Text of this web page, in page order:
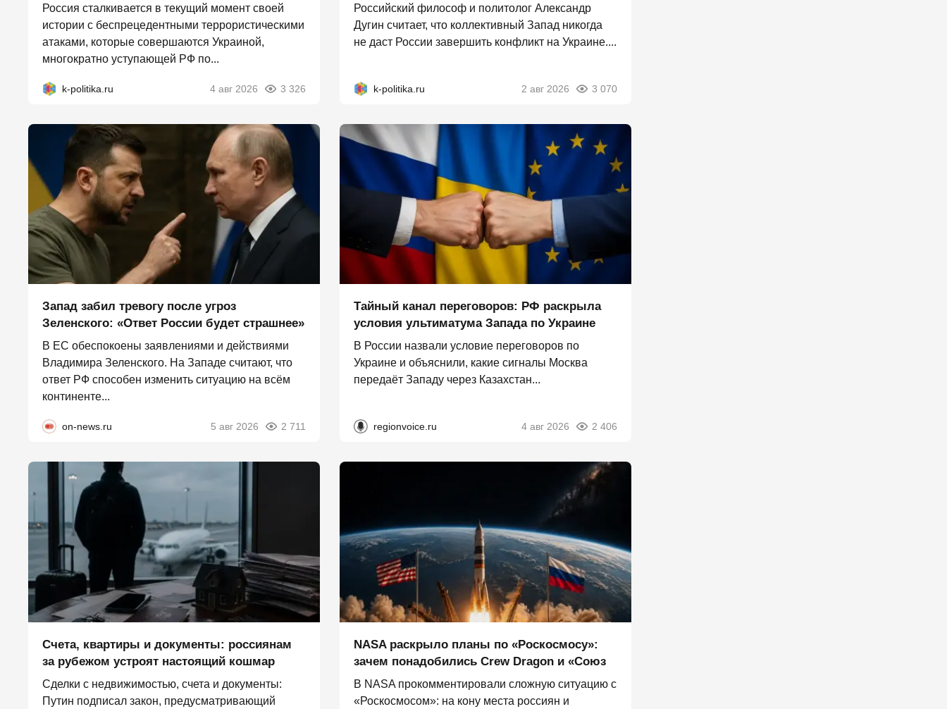
Россия сталкивается в текущий момент своей
истории с беспрецедентными террористическими
атаками, которые совершаются Украиной,
многократно уступающей РФ по...
k-politika.ru 4 авг 2026 3 326
Российский философ и политолог Александр
Дугин считает, что коллективный Запад никогда
не даст России завершить конфликт на Украине....
k-politika.ru 2 авг 2026 3 070
Запад забил тревогу после угроз
Зеленского: «Ответ России будет страшнее»
В ЕС обеспокоены заявлениями и действиями
Владимира Зеленского. На Западе считают, что
ответ РФ способен изменить ситуацию на всём
континенте...
on-news.ru 5 авг 2026 2 711
Тайный канал переговоров: РФ раскрыла
условия ультиматума Запада по Украине
В России назвали условие переговоров по
Украине и объяснили, какие сигналы Москва
передаёт Западу через Казахстан...
regionvoice.ru 4 авг 2026 2 406
Счета, квартиры и документы: россиянам
за рубежом устроят настоящий кошмар
Сделки с недвижимостью, счета и документы:
Путин подписал закон, предусматривающий
NASA раскрыло планы по «Роскосмосу»:
зачем понадобились Crew Dragon и «Союз
В NASA прокомментировали сложную ситуацию с
«Роскосмосом»: на кону места россиян и